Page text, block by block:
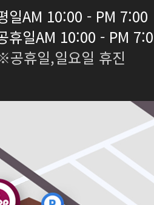
일AM 10:00 - PM 7:00
휴일AM 10:00 - PM
공휴일,일요일 휴진